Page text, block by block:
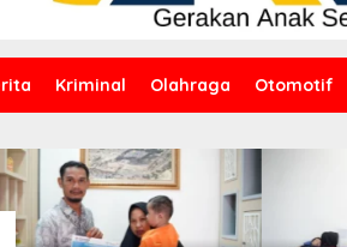
Kriminal Olahraga Otomotif